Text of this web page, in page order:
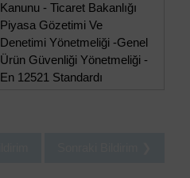
Kanunu - Ticaret Bakanlığı
Piyasa Gözetimi Ve
Denetimi Yönetmeliği -Genel
Ürün Güvenliği Yönetmeliği -
En 12521 Standardı